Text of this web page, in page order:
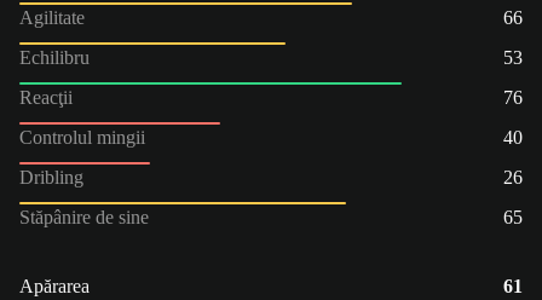
Agilitate
66
Echilibru
53
Reacţii
76
Controlul mingii
40
Dribling
26
Stăpânire de sine
65
Apărarea
61